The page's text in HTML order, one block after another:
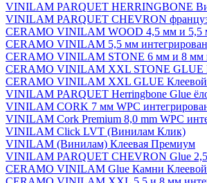
VINILAM PARQUET HERRINGBONE
VINILAM PARQUET CHEVRON
CERAMO VINILAM WOOD 4,5 мм и 5,5
CERAMO VINILAM 5,5 мм
CERAMO VINILAM STONE 6 мм и 8 мм
CERAMO VINILAM XXL STONE GLUE
CERAMO VINILAM XXL GLUE
VINILAM PARQUET Herringbone Glue
VINILAM CORK 7 мм WPC
VINILAM Cork Premium 8,0 mm WPC
VINILAM Click LVT (Винилам Клик)
VINILAM (Винилам) Клеевая Премиум
VINILAM PARQUET CHEVRON Glue
CERAMO VINILAM Glue Камни